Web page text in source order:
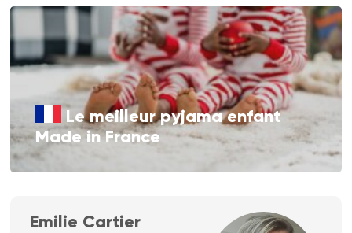
Le meilleur pyjama enfant
Made in France
Emilie Cartier